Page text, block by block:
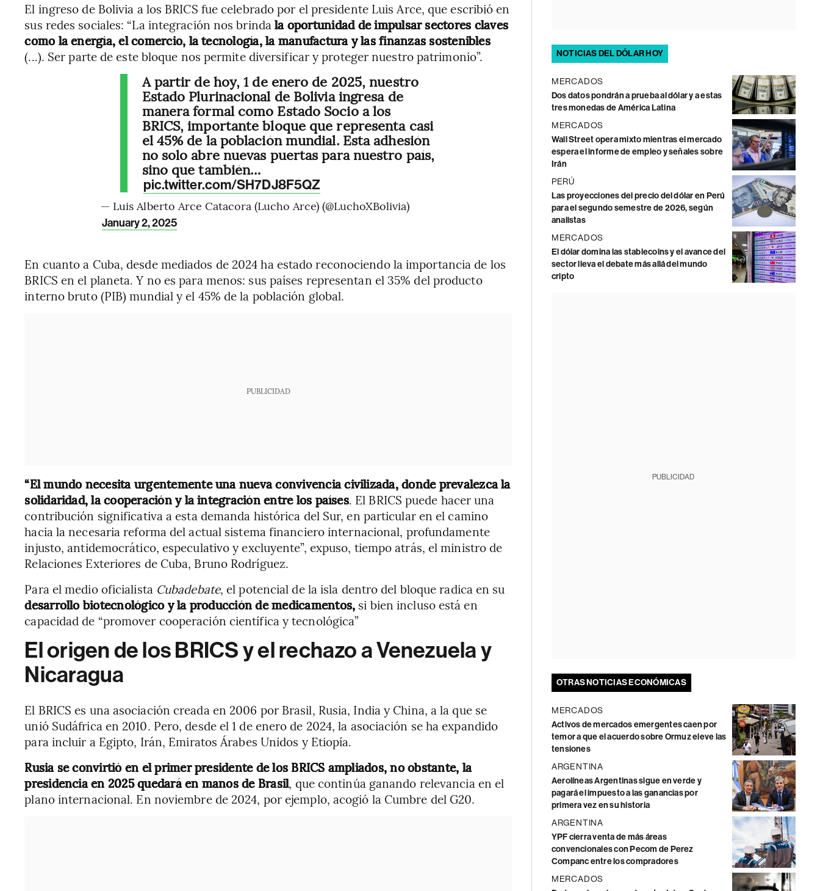
El ingreso de Bolivia a los BRICS fue celebrado por el presidente Luis Arce, que escribió en
sus redes sociales: “La integración nos brindala oportunidad de impulsar sectores claves
como la energía, el comercio, la tecnología, la manufactura y las finanzas sostenibles
(...). Ser parte de este bloque nos permite diversificar y proteger nuestro patrimonio”.
A partir de hoy, 1 de enero de 2025, nuestro
Estado Plurinacional de Bolivia ingresa de
manera formal como Estado Socio a los
BRICS, importante bloque que representa casi
el 45% de la población mundial. Esta adhesión
no solo abre nuevas puertas para nuestro país,
sino que también…
pic.twitter.com/SH7DJ8F5QZ
— Luis Alberto Arce Catacora (Lucho Arce) (@LuchoXBolivia)
January 2, 2025
En cuanto a Cuba, desde mediados de 2024 ha estado reconociendo la importancia de los
BRICS en el planeta. Y no es para menos: sus países representan el 35% del producto
interno bruto (PIB) mundial y el 45% de la población global.
PUBLICIDAD
“El mundo necesita urgentemente una nueva convivencia civilizada, donde prevalezca la
solidaridad, la cooperación y la integración entre los países. El BRICS puede hacer una
contribución significativa a esta demanda histórica del Sur, en particular en el camino
hacia la necesaria reforma del actual sistema financiero internacional, profundamente
injusto, antidemocrático, especulativo y excluyente”, expuso, tiempo atrás, el ministro de
Relaciones Exteriores de Cuba, Bruno Rodríguez.
Para el medio oficialista Cubadebate, el potencial de la isla dentro del bloque radica en su
desarrollo biotecnológico y la producción de medicamentos, si bien incluso está en
capacidad de “promover cooperación científica y tecnológica”
El origen de los BRICS y el rechazo a Venezuela y
Nicaragua
El BRICS es una asociación creada en 2006 por Brasil, Rusia, India y China, a la que se
unió Sudáfrica en 2010. Pero, desde el 1 de enero de 2024, la asociación se ha expandido
para incluir a Egipto, Irán, Emiratos Árabes Unidos y Etiopía.
Rusia se convirtió en el primer presidente de los BRICS ampliados, no obstante, la
presidencia en 2025 quedará en manos de Brasil, que continúa ganando relevancia en el
plano internacional. En noviembre de 2024, por ejemplo, acogió la Cumbre del G20.
NOTICIAS DEL DÓLAR HOY
MERCADOS
Dos datos pondrán a prueba al dólar y a estas
tres monedas de América Latina
MERCADOS
Wall Street opera mixto mientras el mercado
espera el informe de empleo y señales sobre
Irán
PERÚ
Las proyecciones del precio del dólar en Perú
para el segundo semestre de 2026, según
analistas
MERCADOS
El dólar domina las stablecoins y el avance del
sector lleva el debate más allá del mundo
cripto
PUBLICIDAD
OTRAS NOTICIAS ECONÓMICAS
MERCADOS
Activos de mercados emergentes caen por
temor a que el acuerdo sobre Ormuz eleve las
tensiones
ARGENTINA
Aerolíneas Argentinas sigue en verde y
pagará el impuesto a las ganancias por
primera vez en su historia
ARGENTINA
YPF cierra venta de más áreas
convencionales con Pecom de Perez
Companc entre los compradores
MERCADOS